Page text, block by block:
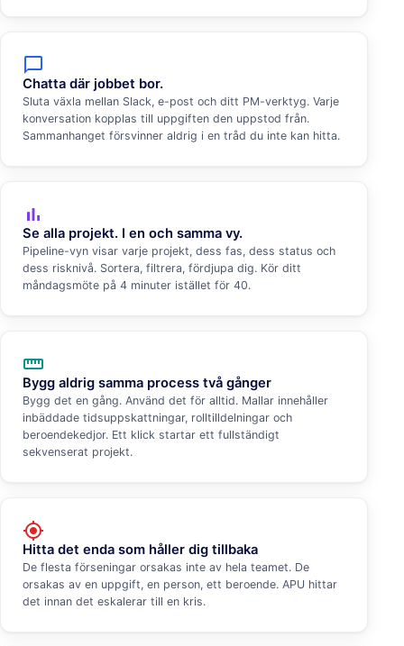
chat_bubble_outline
Chatta där jobbet bor.
Sluta växla mellan Slack, e-post och ditt PM-verktyg. Varje
konversation kopplas till uppgiften den uppstod från.
Sammanhanget försvinner aldrig i en tråd du inte kan hitta.
bar_chart
Se alla projekt. I en och samma vy.
Pipeline-vyn visar varje projekt, dess fas, dess status och
dess risknivå. Sortera, filtrera, fördjupa dig. Kör ditt
måndagsmöte på 4 minuter istället för 40.
straighten
Bygg aldrig samma process två gånger
Bygg det en gång. Använd det för alltid. Mallar innehåller
inbäddade tidsuppskattningar, rolltilldelningar och
beroendekedjor. Ett klick startar ett fullständigt
sekvenserat projekt.
my_location
Hitta det enda som håller dig tillbaka
De flesta förseningar orsakas inte av hela teamet. De
orsakas av en uppgift, en person, ett beroende. APU hittar
det innan det eskalerar till en kris.